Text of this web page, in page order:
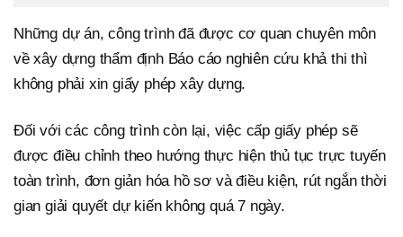
Những dự án, công trình đã được cơ quan chuyên môn
về xây dựng thẩm định Báo cáo nghiên cứu khả thi thì
không phải xin giấy phép xây dựng.
Đối với các công trình còn lại, việc cấp giấy phép sẽ
được điều chỉnh theo hướng thực hiện thủ tục trực tuyến
toàn trình, đơn giản hóa hồ sơ và điều kiện, rút ngắn thời
gian giải quyết dự kiến không quá 7 ngày.